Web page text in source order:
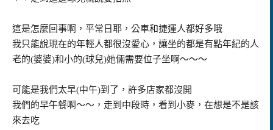
這是怎麼回事啊，平常日耶，公車和捷運人都好多哦
我只能說現在的年輕人都很沒愛心，讓坐的都是有點年紀的人
老的(婆婆)和小的(球兒)她倆需要位子坐啊～～～
可能是我們太早(中午)到了，許多店家都沒開
我們的早午餐啊～～，走到中段時，看到小麥，在想是不是該
來去吃